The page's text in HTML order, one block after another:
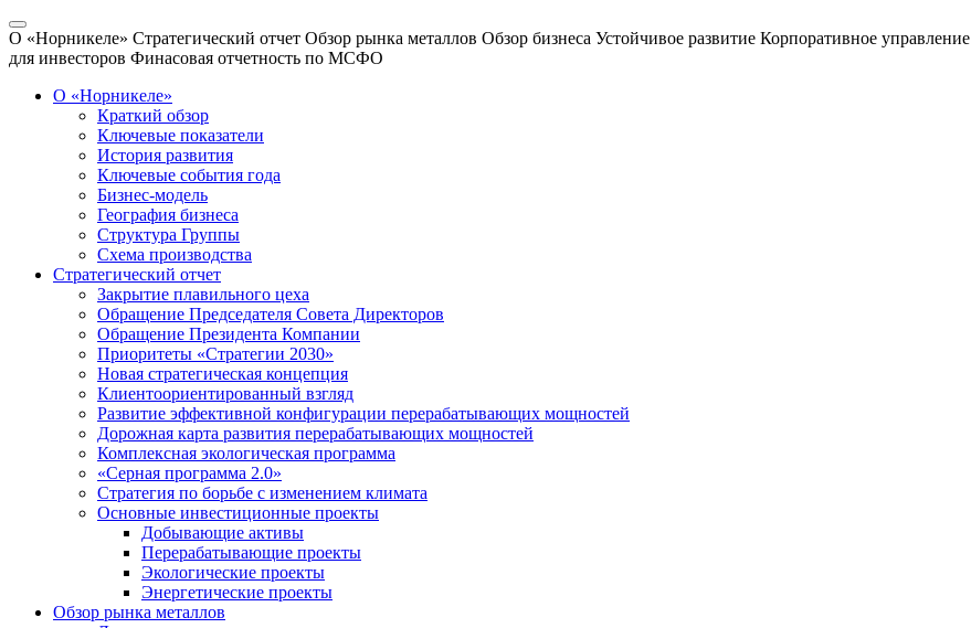
О «Норникеле» Стратегический отчет Обзор рынка металлов Обзор бизнеса Устойчивое развитие Корпоративное управление
для инвесторов Финасовая отчетность по МСФО
О «Норникеле»
Краткий обзор
Ключевые показатели
История развития
Ключевые события года
Бизнес-модель
География бизнеса
Структура Группы
Схема производства
Стратегический отчет
Закрытие плавильного цеха
Обращение Председателя Совета Директоров
Обращение Президента Компании
Приоритеты «Стратегии 2030»
Новая стратегическая концепция
Клиентоориентированный взгляд
Развитие эффективной конфигурации перерабатывающих мощностей
Дорожная карта развития перерабатывающих мощностей
Комплексная экологическая программа
«Серная программа 2.0»
Стратегия по борьбе с изменением климата
Основные инвестиционные проекты
Добывающие активы
Перерабатывающие проекты
Экологические проекты
Энергетические проекты
Обзор рынка металлов